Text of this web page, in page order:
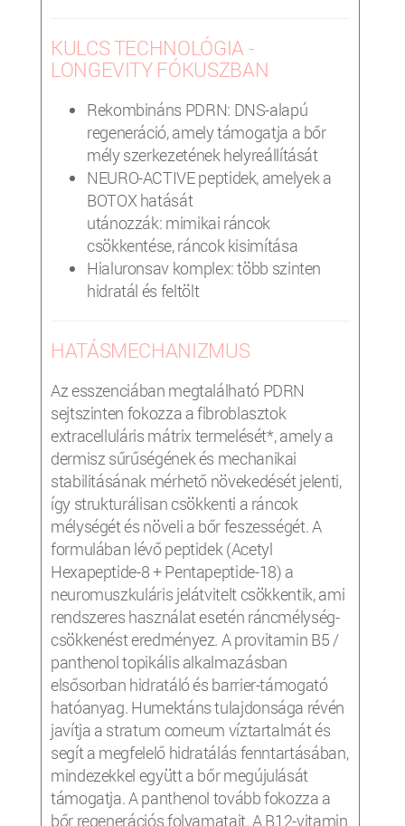
KULCS TECHNOLÓGIA -
LONGEVITY FÓKUSZBAN
Rekombináns PDRN: DNS-alapú
regeneráció, amely támogatja a bőr
mély szerkezetének helyreállítását
NEURO-ACTIVE peptidek, amelyek a
BOTOX hatását
utánozzák: mimikai ráncok
csökkentése, ráncok kisimítása
Hialuronsav komplex: több szinten
hidratál és feltölt
HATÁSMECHANIZMUS
Az esszenciában megtalálható PDRN
sejtszinten fokozza a fibroblasztok
extracelluláris mátrix termelését*, amely a
dermisz sűrűségének és mechanikai
stabilitásának mérhető növekedését jelenti,
így strukturálisan csökkenti a ráncok
mélységét és növeli a bőr feszességét. A
formulában lévő peptidek (Acetyl
Hexapeptide-8 + Pentapeptide-18) a
neuromuszkuláris jelátvitelt csökkentik, ami
rendszeres használat esetén ráncmélység-
csökkenést eredményez. A provitamin B5 /
panthenol topikális alkalmazásban
elsősorban hidratáló és barrier-támogató
hatóanyag. Humektáns tulajdonsága révén
javítja a stratum corneum víztartalmát és
segít a megfelelő hidratálás fenntartásában,
mindezekkel együtt a bőr megújulását
támogatja. A panthenol tovább fokozza a
bőr regenerációs folyamatait. A B12-vitamin